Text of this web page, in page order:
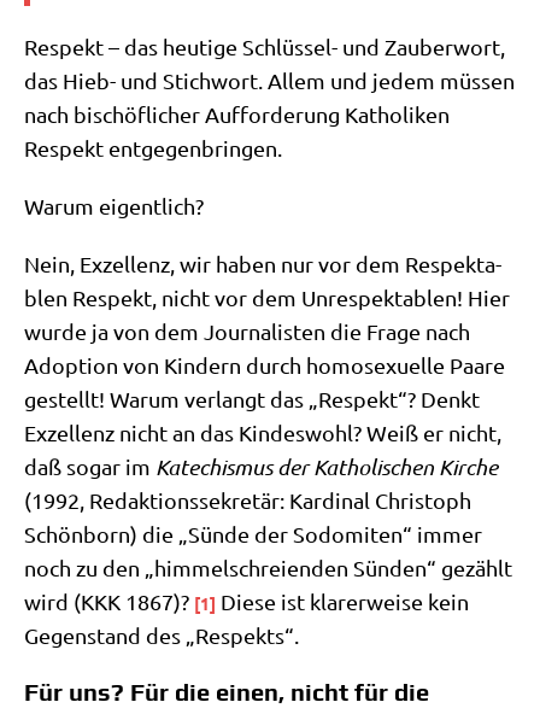
Respekt – das heu­ti­ge Schlüs­sel- und Zau­ber­wort,
das Hieb- und Stich­wort. Allem und jedem müs­sen
nach bischöf­li­cher Auf­for­de­rung Katho­li­ken
Respekt entgegenbringen.
War­um eigentlich?
Nein, Exzel­lenz, wir haben nur vor dem Respek­ta­
blen Respekt, nicht vor dem Unre­spek­ta­blen! Hier
wur­de ja von dem Jour­na­li­sten die Fra­ge nach
Adop­ti­on von Kin­dern durch homo­se­xu­el­le Paa­re
gestellt! War­um ver­langt das „Respekt“? Denkt
Exzel­lenz nicht an das Kin­des­wohl? Weiß er nicht,
daß sogar im Kate­chis­mus der Katho­li­schen Kir­che
(1992, Redak­ti­ons­se­kre­tär: Kar­di­nal Chri­stoph
Schön­born) die „Sün­de der Sodo­mi­ten“ immer
noch zu den „him­mel­schrei­en­den Sün­den“ gezählt
wird (KKK 1867)? [1] Die­se ist kla­rer­wei­se kein
Gegen­stand des „Respekts“.
Für uns? Für die einen, nicht für die